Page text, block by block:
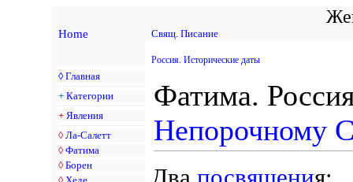
Home Свящ. Писание
◊ Главная
+ Категории
+ Явления
◊ Ла-Салетт
◊ Фатима
◊ Борен
Россия. Исторические даты
Фатима.
Непорочному